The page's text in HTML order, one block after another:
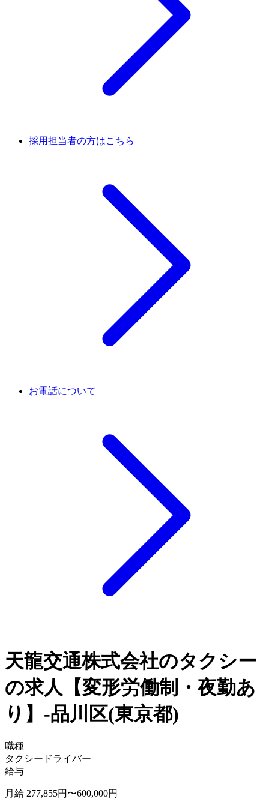
採用担当者の方はこちら
お電話について
天龍交通株式会社のタクシー
の求人【変形労働制・夜勤あ
り】-品川区(東京都)
職種
タクシードライバー
給与
月給 277,855円〜600,000円